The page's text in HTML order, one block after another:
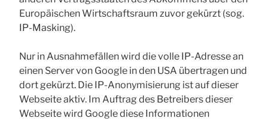
Europäischen Wirtschaftsraum zuvor gekürzt (sog.
IP-Masking).
Nur in Ausnahmefällen wird die volle IP-Adresse an
einen Server von Google in den USA übertragen und
dort gekürzt. Die IP-Anonymisierung ist auf dieser
Webseite aktiv. Im Auftrag des Betreibers dieser
Webseite wird Google diese Informationen